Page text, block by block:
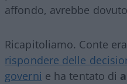
affondo, avrebbe
Ricapitoliamo. Conte
rispondere delle
governi e ha tentato di